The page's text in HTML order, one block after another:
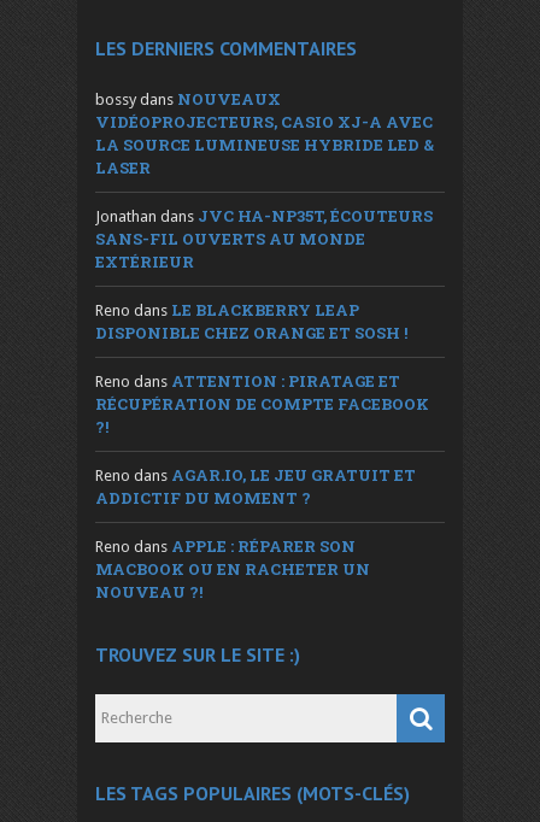
LES DERNIERS COMMENTAIRES
bossy dans NOUVEAUX
VIDÉOPROJECTEURS, CASIO XJ-A AVEC
LA SOURCE LUMINEUSE HYBRIDE LED &
LASER
Jonathan dans JVC HA-NP35T, ÉCOUTEURS
SANS-FIL OUVERTS AU MONDE
EXTÉRIEUR
Reno dans LE BLACKBERRY LEAP
DISPONIBLE CHEZ ORANGE ET SOSH !
Reno dans ATTENTION : PIRATAGE ET
RÉCUPÉRATION DE COMPTE FACEBOOK
?!
Reno dans AGAR.IO, LE JEU GRATUIT ET
ADDICTIF DU MOMENT ?
Reno dans APPLE : RÉPARER SON
MACBOOK OU EN RACHETER UN
NOUVEAU ?!
TROUVEZ SUR LE SITE :)
LES TAGS POPULAIRES (MOTS-CLÉS)